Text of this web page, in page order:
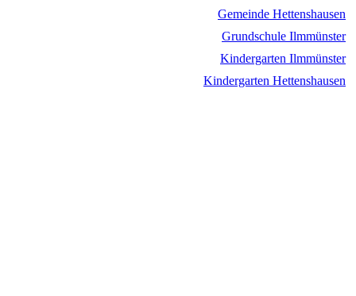
Gemeinde Hettenshausen
Grundschule Ilmmünster
Kindergarten Ilmmünster
Kindergarten Hettenshausen